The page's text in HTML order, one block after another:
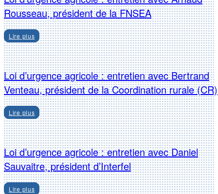
Rousseau, président de la FNSEA
Lire plus
Loi d’urgence agricole : entretien avec Bertrand
Venteau, président de la Coordination rurale (CR)
Lire plus
Loi d’urgence agricole : entretien avec Daniel
Sauvaitre, président d’Interfel
Lire plus